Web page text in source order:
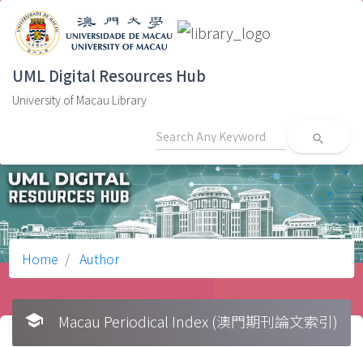
UML Digital Resources Hub
University of Macau Library
search
Home Author
school Macau Periodical Index (澳門期刊論文索引)